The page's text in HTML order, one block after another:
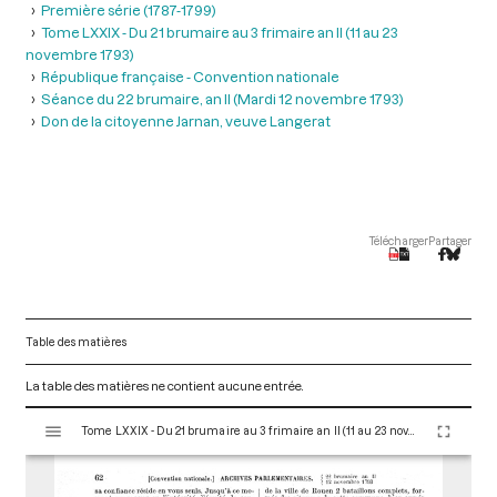
Première série (1787-1799)
Tome LXXIX - Du 21 brumaire au 3 frimaire an II (11 au 23
novembre 1793)
République française - Convention nationale
Séance du 22 brumaire, an II (Mardi 12 novembre 1793)
Don de la citoyenne Jarnan, veuve Langerat
TéléchargerPartager
Table des matières
La table des matières ne contient aucune entrée.
s
Tome LXXIX - Du 21 brumaire au 3 frimaire an II (11 au 23 novembre 1793)